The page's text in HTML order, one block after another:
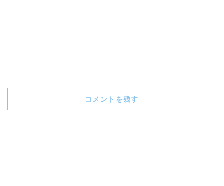
コメントを残す